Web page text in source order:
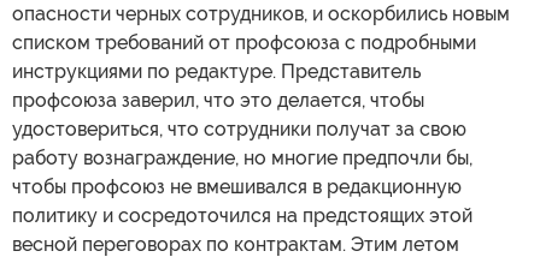
опасности черных сотрудников, и оскорбились новым
списком требований от профсоюза с подробными
инструкциями по редактуре. Представитель
профсоюза заверил, что это делается, чтобы
удостовериться, что сотрудники получат за свою
работу вознаграждение, но многие предпочли бы,
чтобы профсоюз не вмешивался в редакционную
политику и сосредоточился на предстоящих этой
весной переговорах по контрактам. Этим летом